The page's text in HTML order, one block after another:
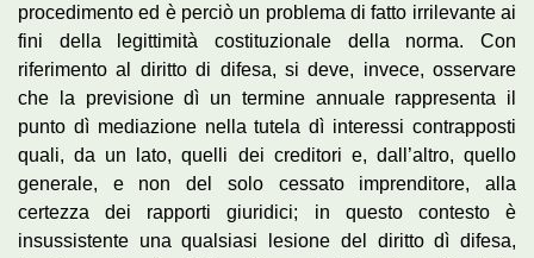
procedimento ed è perciò un problema di fatto irrilevante ai
fini della legittimità costituzionale della norma. Con
riferimento al diritto di difesa, si deve, invece, osservare
che la previsione dì un termine annuale rappresenta il
punto dì mediazione nella tutela dì interessi contrapposti
quali, da un lato, quelli dei creditori e, dall’altro, quello
generale, e non del solo cessato imprenditore, alla
certezza dei rapporti giuridici; in questo contesto è
insussistente una qualsiasi lesione del diritto dì difesa,